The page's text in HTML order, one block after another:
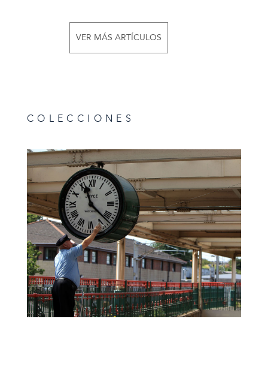
VER MÁS ARTÍCULOS
COLECCIONES